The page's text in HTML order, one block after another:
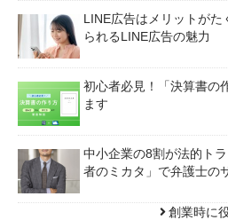
LINE広告はメリットが
られるLINE広告の魅力
初心者必見！「決算書の
ます
中小企業の8割が法的ト
者のミカタ」で弁護士の
創業時に